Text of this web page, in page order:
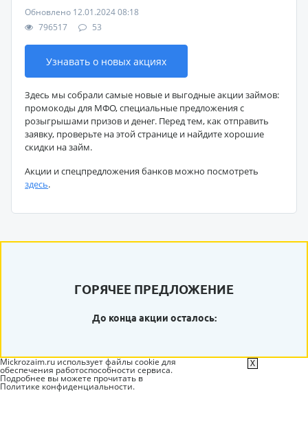
Обновлено 12.01.2024 08:18
796517
53
Узнавать о новых акциях
Здесь мы собрали самые новые и выгодные акции займов:
промокоды для МФО, специальные предложения с
розыгрышами призов и денег. Перед тем, как отправить
заявку, проверьте на этой странице и найдите хорошие
скидки на займ.
Акции и спецпредложения банков можно посмотреть
здесь.
ГОРЯЧЕЕ ПРЕДЛОЖЕНИЕ
До конца акции осталось:
Mickrozaim.ru использует файлы cookie для
обеспечения работоспособности сервиса.
Подробнее вы можете прочитать в
Политике конфиденциальности.
X